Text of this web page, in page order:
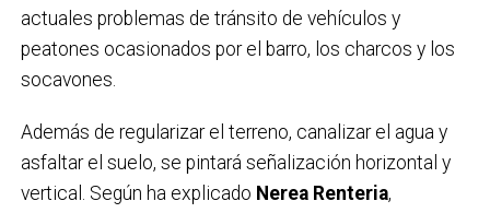
actuales problemas de tránsito de vehículos y
peatones ocasionados por el barro, los charcos y los
socavones.
Además de regularizar el terreno, canalizar el agua y
asfaltar el suelo, se pintará señalización horizontal y
vertical. Según ha explicado Nerea Renteria,